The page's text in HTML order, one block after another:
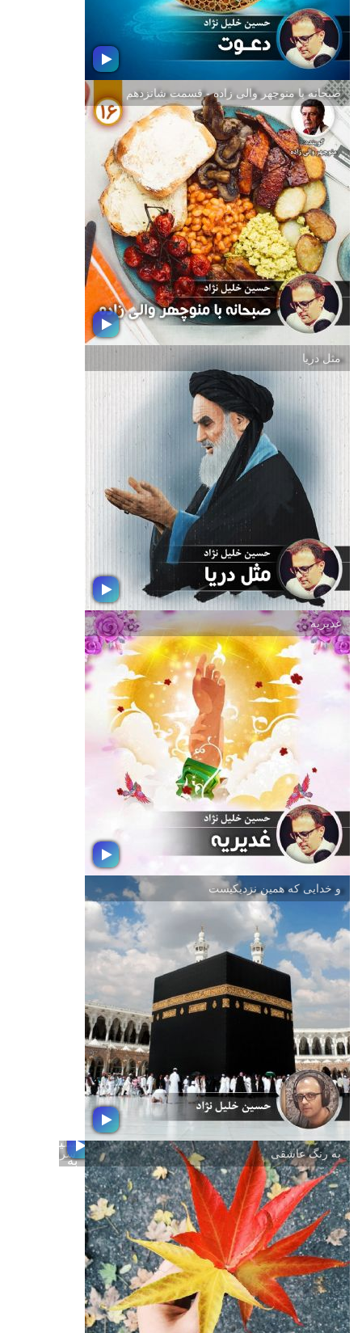
دعوت
درماه مبارك رمضان 1401؛ شنونده بسته
موسیقی دعوت با تهیه كنندگی و اجرای
حسین خلیل نژاد نهیه كننده رادیو جوان
باشید
صبحانه با منوچهر والی زاده - قسمت شانزدهم
صبحانه با منوچهر والی زاده - قسمت
شانزدهم
مجموعه ای متنوع از كلام و ترانه و
تصنیف برای شروع یك روز خوب به
انتخاب مرتضی اسد امرجی تهیه كننده
رادیو پیام و با اجرای استاد منوچهر والی
زاده صدا پیشه ؛ هنر پیشه و گوینده ی
پیشكسوت
مثل دریا
مثل دریا
در سالروز ارتحال حضرت امام خمینی
(ره) و قیام پانزده خرداد و با عرض
تسلیت به محضر شما عزیزان ؛ از شما
دعوت می كنیم شنونده بسته موسیقی
مثل دریا با تهیه كنندگی و اجرای حسین
خلیل نژاد تهیه كننده رادیو جوان باشید
غدیریه
غدیریه
با تبریك و شادباش فرارسیدن عید سعید
غدیر خم به محضر شما عزیزان ؛ از شما
دعوت می كنیم شنونده بسته موسیقی
غدیریه با تهیه كنندگی و اجرای حسین
خلیل نژاد تهیه كننده رادیو جوان باشید
و خدایی كه همین نزدیكیست
و خدایی كه همین نزدیكیست
كعبه، بوسه گاه هزاران مجنون است كه
در پی لیلای دیدار، رنجِ بادیه بر دوش
كشیده و بار هجران را تحمّل كرده اند تا به
این مَطاف و مسعی برسند.
به رنگ عاشقی سربلندان
تسلیت
به